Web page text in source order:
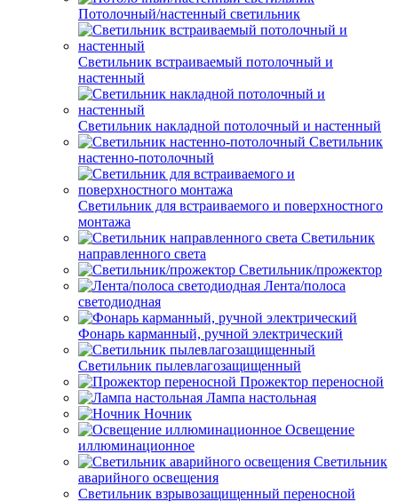
Потолочный/настенный светильник
Светильник встраиваемый потолочный и
настенный
Светильник накладной потолочный и настенный
Светильник
настенно-потолочный
Светильник для встраиваемого и поверхностного
монтажа
Светильник
направленного света
Светильник/прожектор
Лента/полоса
светодиодная
Фонарь карманный, ручной электрический
Светильник пылевлагозащищенный
Прожектор переносной
Лампа настольная
Ночник
Освещение
иллюминационное
Светильник
аварийного освещения
Светильник взрывозащищенный переносной